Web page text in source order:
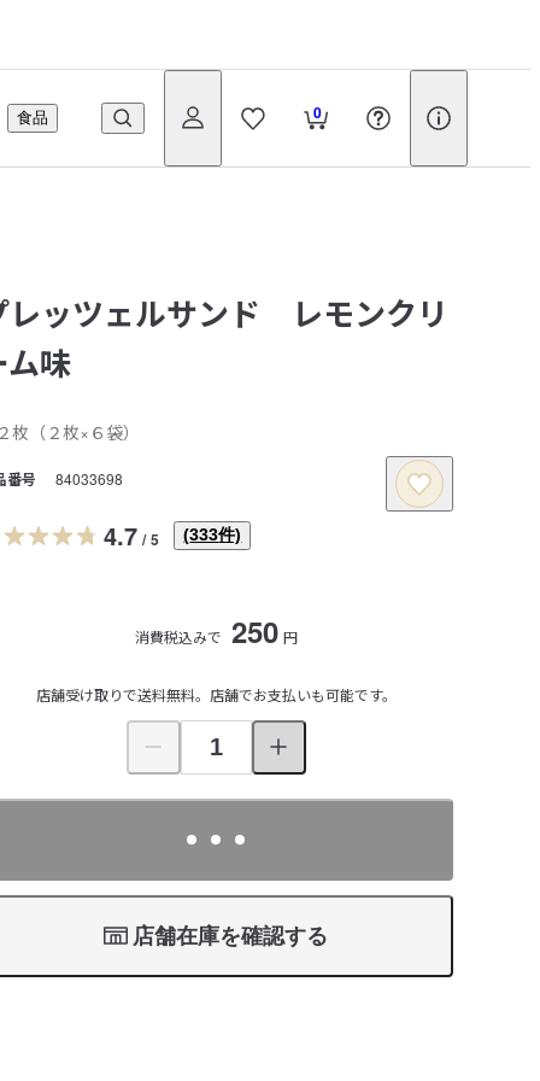
0
食品
レッツェルサンド レモンクリ
ム味
枚（２枚×６袋）
番号 84033698
4.7 / 5 (333件)
消費税込みで 250 円
店舗受け取りで送料無料。店舗でお支払いも可能です。
店舗在庫を確認する